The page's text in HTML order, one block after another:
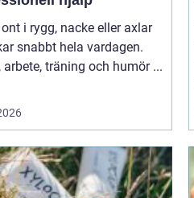
i rygg, nacke eller axlar
snabbt hela vardagen.
arbete, träning och humör ...